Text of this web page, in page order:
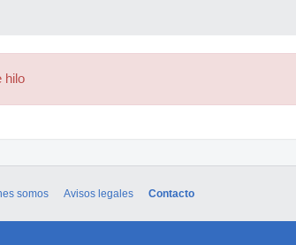
hilo
somos Avisos legales Contacto